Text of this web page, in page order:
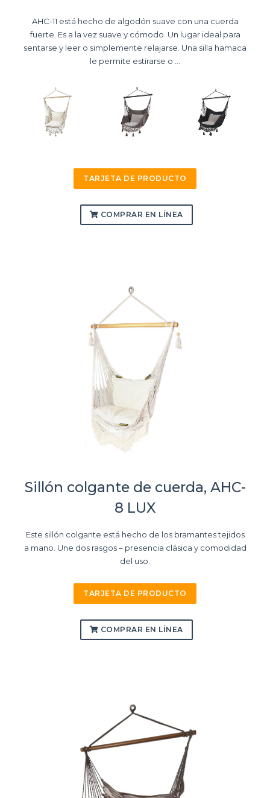
AHC-11 está hecho de algodón suave con una cuerda
fuerte. Es a la vez suave y cómodo. Un lugar ideal para
sentarse y leer o simplemente relajarse. Una silla hamaca
le permite estirarse o ...
TARJETA DE PRODUCTO
COMPRAR EN LÍNEA
Sillón colgante de cuerda, AHC-
8 LUX
Este sillón colgante está hecho de los bramantes tejidos
a mano. Une dos rasgos – presencia clásica y comodidad
del uso.
TARJETA DE PRODUCTO
COMPRAR EN LÍNEA